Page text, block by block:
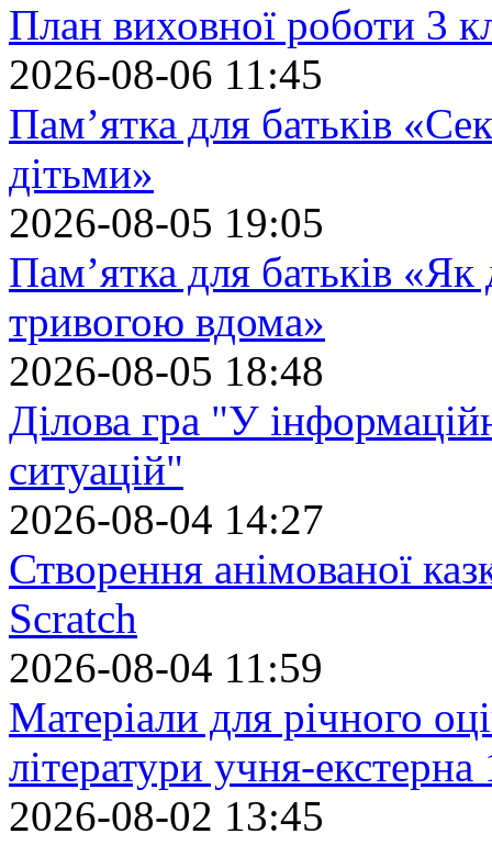
План виховної роботи 3
2026-08-06 11:45
Пам’ятка для батьків
дітьми»
2026-08-05 19:05
Пам’ятка для батьків
тривогою вдома»
2026-08-05 18:48
Ділова гра "У
ситуацій"
2026-08-04 14:27
Створення анімованої
Scratch
2026-08-04 11:59
Матеріали для річного
літератури учня-екстерна
2026-08-02 13:45